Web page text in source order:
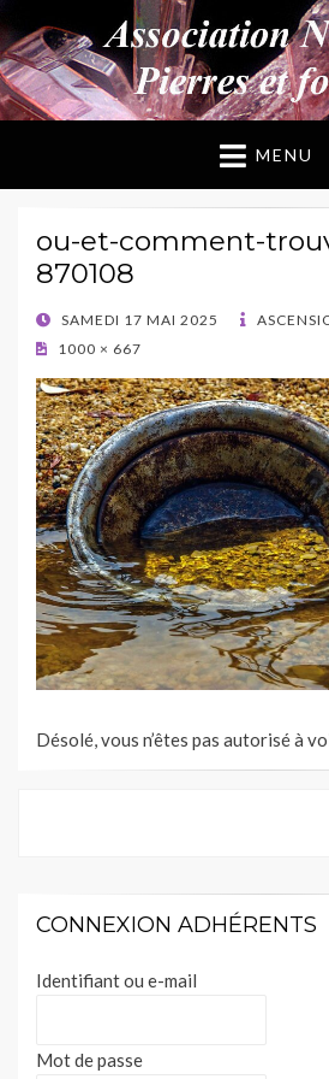
ANPF
Association Nantaise Pierres et
MENU
ou-et-comment-
870108
POSTED
ON
SAMEDI 17 MAI 2025
1000 × 667
Désolé, vous n’êtes pas autorisé à
CONNEXION ADHÉRENTS
Identifiant ou e-mail
Mot de passe